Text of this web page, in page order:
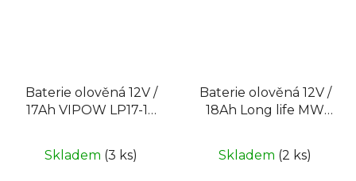
Baterie olověná 12V /
17Ah VIPOW LP17-12
Skladem (3 ks)
Baterie olověná 12V /
18Ah Long life MW
životnost až 12 let
Skladem (2 ks)